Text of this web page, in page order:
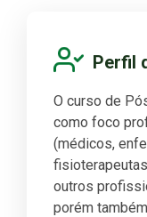
Perfil
O curso de
como foco
(médicos,
outros
porém